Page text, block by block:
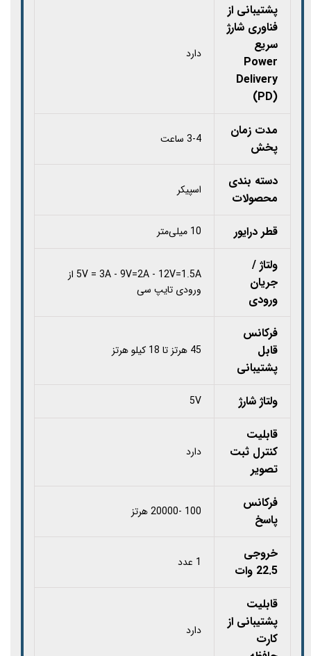
پشتیبانی از
فناوری شارژ
سریع
Power
Delivery
(PD)
دارد
مدت زمان
پخش
3-4 ساعت
دسته بندی
محصولات
اسپیکر
قطر درایور 10 میلی‌متر
ولتاژ /
جریان
ورودی
5V = 3A - 9V=2A - 12V=1.5A از
ورودی تایپ سی
فرکانس
قابل
پشتیبانی
45 هرتز تا 18 کیلو هرتز
ولتاژ شارژ 5V
قابلیت
کنترل ثبت
تصویر
دارد
فرکانس
پاسخ
100 -20000 هرتز
خروجی
22.5 وات
1 عدد
قابلیت
پشتیبانی از
کارت‌
دارد